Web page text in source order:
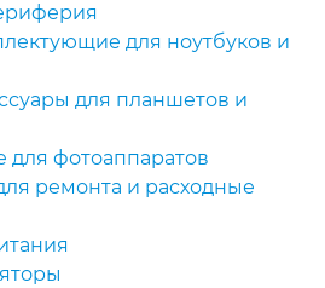
для ноутбуков и
для планшетов и
фотоаппаратов
ремонта и расходные